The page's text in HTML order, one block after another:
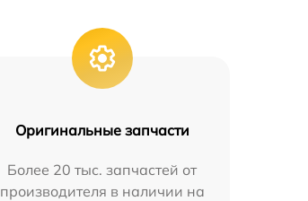
Оригинальные запчасти
Более 20 тыс. запчастей от
производителя в наличии на